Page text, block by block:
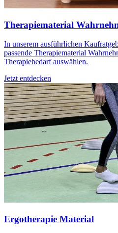
Therapiematerial
In unserem ausführlichen
passende Therapiematerial
Therapiebedarf auswählen.
Jetzt entdecken
Ergotherapie Material